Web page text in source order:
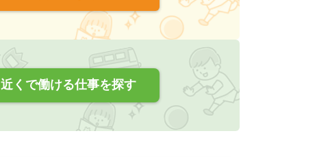
近くで働ける仕事を探す